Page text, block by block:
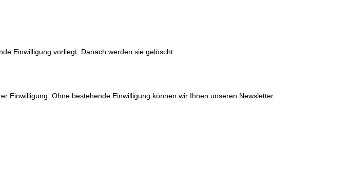
Einwilligung vorliegt. Danach werden sie gelöscht.
Einwilligung. Ohne bestehende Einwilligung können wir Ihnen unseren Newsletter